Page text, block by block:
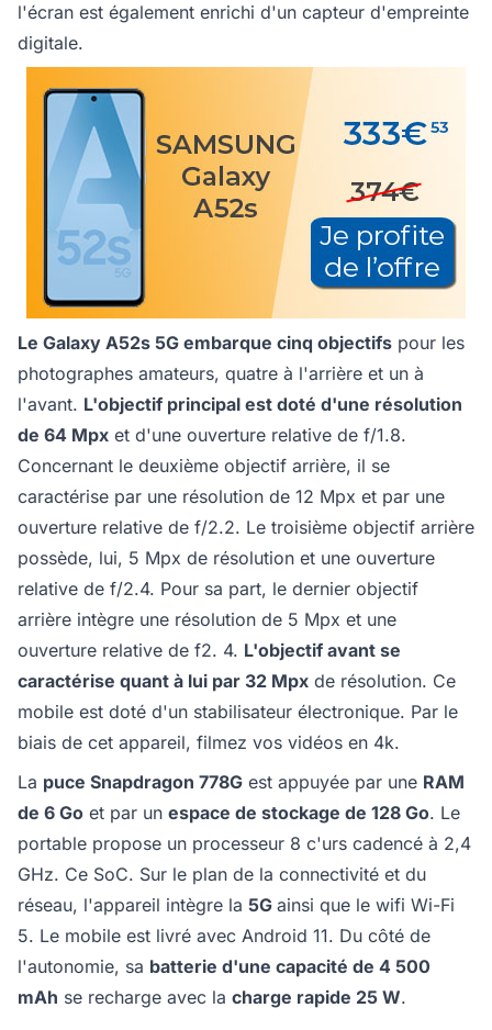
l'écran est également enrichi d'un capteur d'empreinte
digitale.
Le Galaxy A52s 5G embarque cinq objectifs pour les
photographes amateurs, quatre à l'arrière et un à
l'avant. L'objectif principal est doté d'une résolution
de 64 Mpx et d'une ouverture relative de f/1.8.
Concernant le deuxième objectif arrière, il se
caractérise par une résolution de 12 Mpx et par une
ouverture relative de f/2.2. Le troisième objectif arrière
possède, lui, 5 Mpx de résolution et une ouverture
relative de f/2.4. Pour sa part, le dernier objectif
arrière intègre une résolution de 5 Mpx et une
ouverture relative de f2. 4. L'objectif avant se
caractérise quant à lui par 32 Mpx de résolution. Ce
mobile est doté d'un stabilisateur électronique. Par le
biais de cet appareil, filmez vos vidéos en 4k.
La puce Snapdragon 778G est appuyée par une RAM
de 6 Go et par un espace de stockage de 128 Go. Le
portable propose un processeur 8 c'urs cadencé à 2,4
GHz. Ce SoC. Sur le plan de la connectivité et du
réseau, l'appareil intègre la 5G ainsi que le wifi Wi-Fi
5. Le mobile est livré avec Android 11. Du côté de
l'autonomie, sa batterie d'une capacité de 4 500
mAh se recharge avec la charge rapide 25 W.